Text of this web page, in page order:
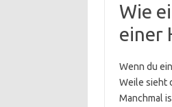
Wie
einer
Wenn du
Weile sieht
Manchmal